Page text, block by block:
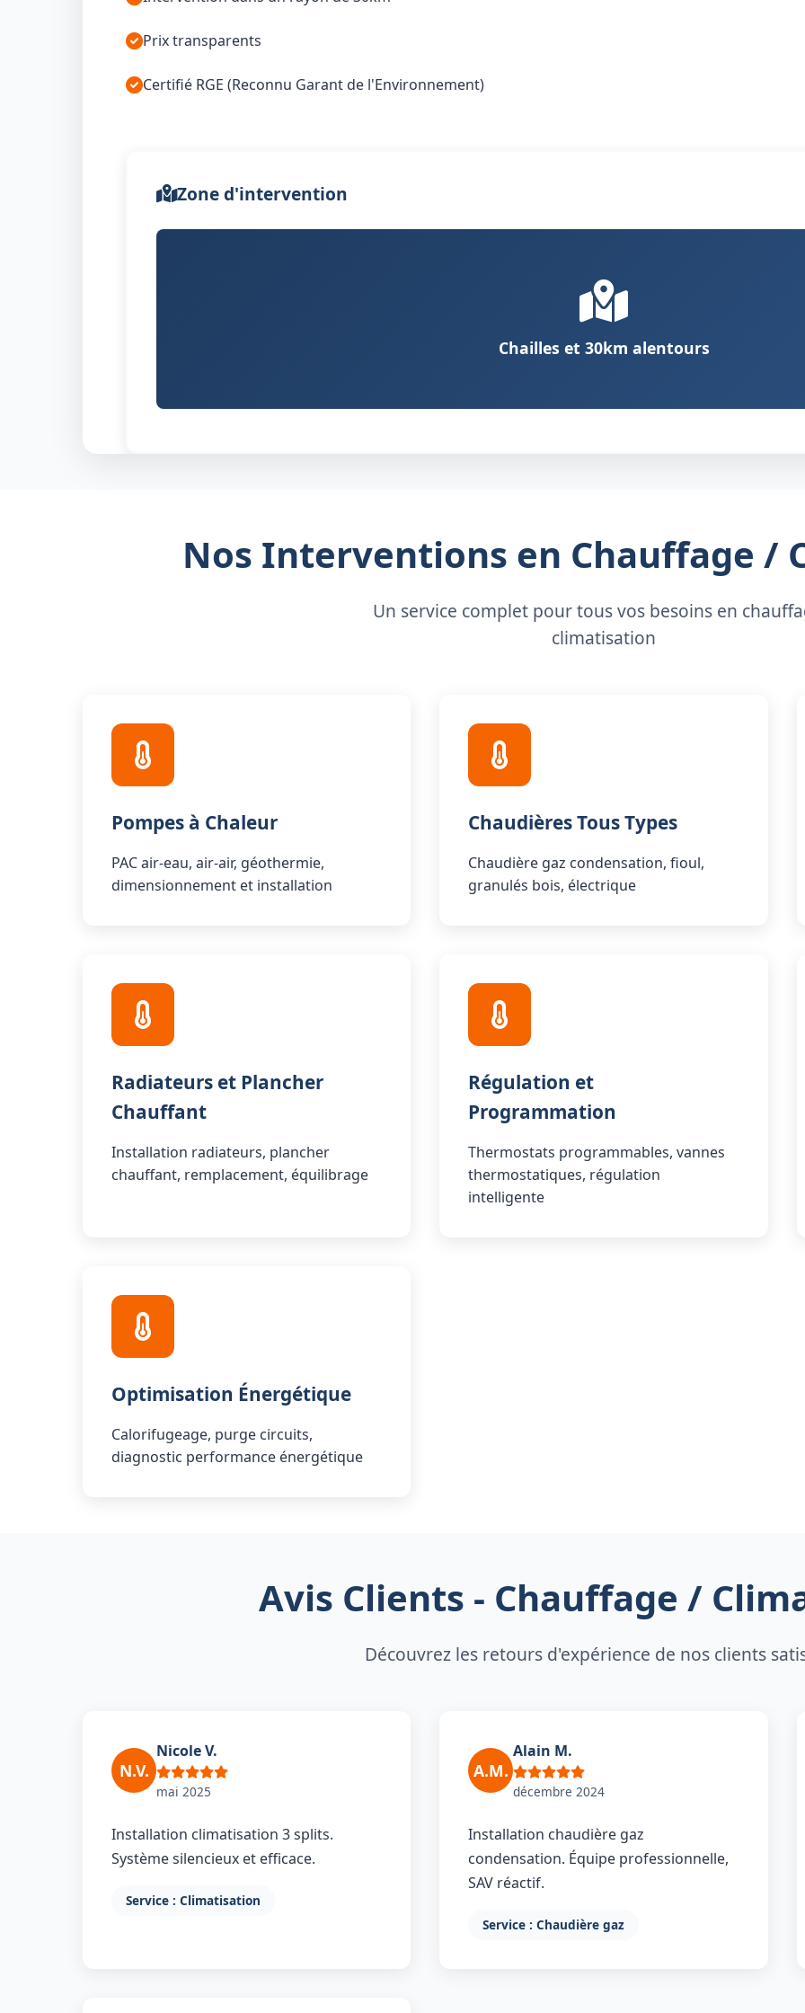
Prix transparents
Certifié RGE (Reconnu Garant de l'Environnement)
Zone d'intervention
Chailles et 30km alentours
Nos Interventions en Chauffage /
Un service complet pour tous vos besoins en
climatisation
Pompes à Chaleur
PAC air-eau, air-air, géothermie,
dimensionnement et installation
Chaudières Tous Types
Chaudière gaz condensation, fioul,
granulés bois, électrique
Radiateurs et Plancher
Chauffant
Installation radiateurs, plancher
chauffant, remplacement, équilibrage
Régulation et
Programmation
Thermostats programmables, vannes
thermostatiques, régulation
intelligente
Optimisation Énergétique
Calorifugeage, purge circuits,
diagnostic performance énergétique
Avis Clients - Chauffage /
Découvrez les retours d'expérience de nos clients
N.V.
Nicole V.
mai 2025
Installation climatisation 3 splits.
Système silencieux et efficace.
Service : Climatisation
A.M.
Alain M.
décembre 2024
Installation chaudière gaz
condensation. Équipe professionnelle,
SAV réactif.
Service : Chaudière gaz